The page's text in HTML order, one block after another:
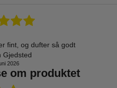
om produktet
fint, og dufter så godt
Gjedsted
2026